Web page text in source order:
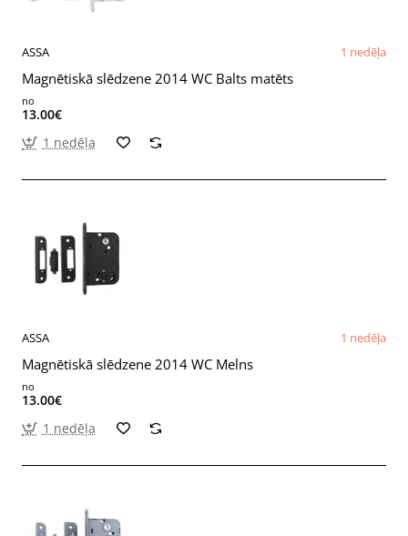
ASSA 1 nedēļa
Magnētiskā slēdzene 2014 WC Balts matēts
no
13.00€
1 nedēļa
ASSA 1 nedēļa
Magnētiskā slēdzene 2014 WC Melns
no
13.00€
1 nedēļa